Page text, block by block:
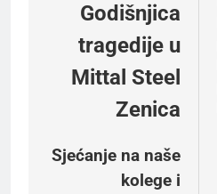
navigation
Godišnjica
tragedije u
Mittal Steel
Zenica
Sjećanje na naše
kolege i